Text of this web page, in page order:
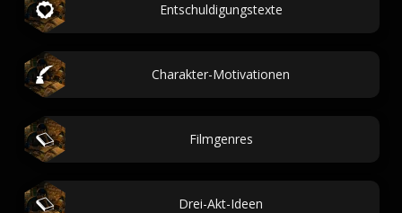
Entschuldigungstexte
Charakter-Motivationen
Filmgenres
Drei-Akt-Ideen